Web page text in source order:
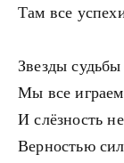
Там все
Звезды
Мы все
И слёзность
Верностью